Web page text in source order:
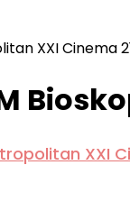
XXI Cinema
XXI